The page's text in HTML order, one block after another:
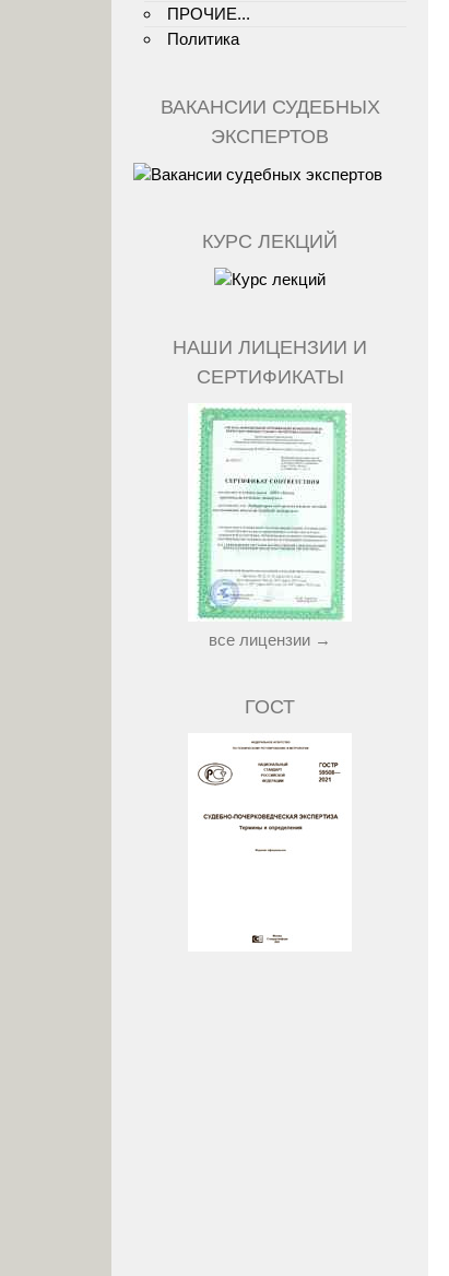
ПРОЧИЕ...
Политика
ВАКАНСИИ СУДЕБНЫХ
ЭКСПЕРТОВ
КУРС ЛЕКЦИЙ
НАШИ ЛИЦЕНЗИИ И
СЕРТИФИКАТЫ
все лицензии →
ГОСТ